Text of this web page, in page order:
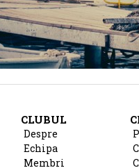
CLUBUL
Despre
Echipa
Membri